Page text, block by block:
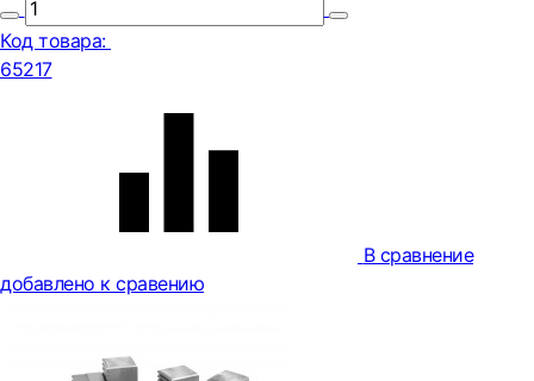
Код товара:
65217
В сравнение
добавлено к сравению